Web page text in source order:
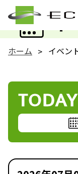
イ
ホーム イベン